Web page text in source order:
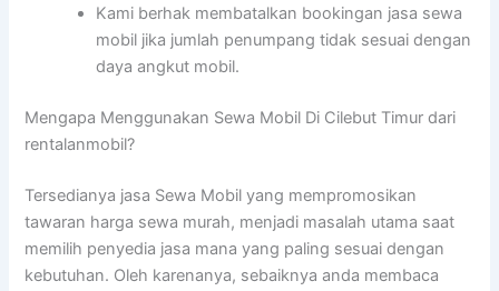
Kami berhak membatalkan bookingan jasa sewa
mobil jika jumlah penumpang tidak sesuai dengan
daya angkut mobil.
Mengapa Menggunakan Sewa Mobil Di Cilebut Timur dari
rentalanmobil?
Tersedianya jasa Sewa Mobil yang mempromosikan
tawaran harga sewa murah, menjadi masalah utama saat
memilih penyedia jasa mana yang paling sesuai dengan
kebutuhan. Oleh karenanya, sebaiknya anda membaca